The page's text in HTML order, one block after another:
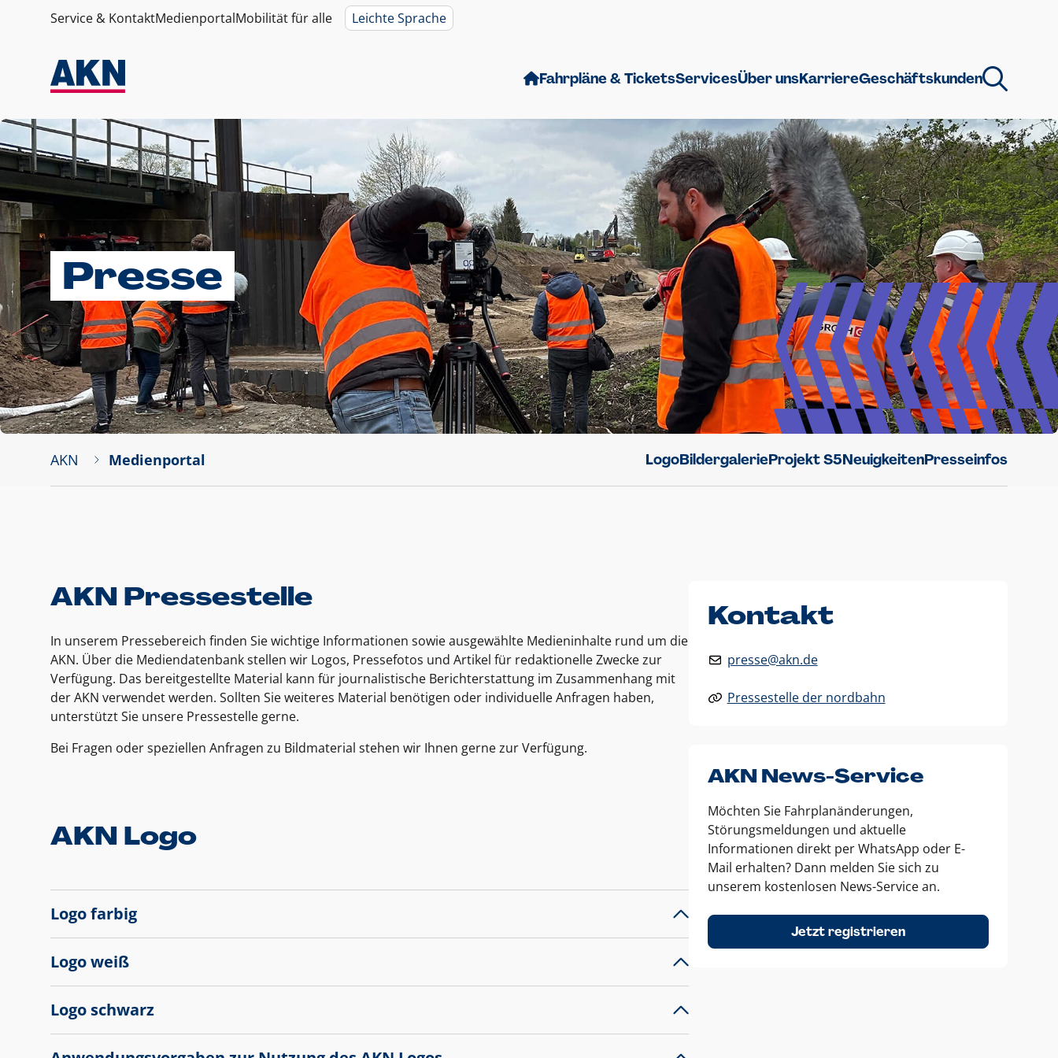
Service & KontaktMedienportalMobilität für alle Leichte Sprache
Fahrpläne & TicketsServicesÜber unsKarriereGeschäftskunden
Presse
AKN Medienportal LogoBildergalerieProjekt S5NeuigkeitenPresseinfos
AKN Pressestelle
In unserem Pressebereich finden Sie wichtige Informationen sowie ausgewählte Medieninhalte rund um die
AKN. Über die Mediendatenbank stellen wir Logos, Pressefotos und Artikel für redaktionelle Zwecke zur
Verfügung. Das bereitgestellte Material kann für journalistische Berichterstattung im Zusammenhang mit
der AKN verwendet werden. Sollten Sie weiteres Material benötigen oder individuelle Anfragen haben,
unterstützt Sie unsere Pressestelle gerne.
Bei Fragen oder speziellen Anfragen zu Bildmaterial stehen wir Ihnen gerne zur Verfügung.
AKN Logo
Logo farbig
Logo weiß
Logo schwarz
Kontakt
presse@akn.de
Pressestelle der nordbahn
AKN News-Service
Möchten Sie Fahrplanänderungen,
Störungsmeldungen und aktuelle
Informationen direkt per WhatsApp oder E-
Mail erhalten? Dann melden Sie sich zu
unserem kostenlosen News-Service an.
Jetzt registrieren